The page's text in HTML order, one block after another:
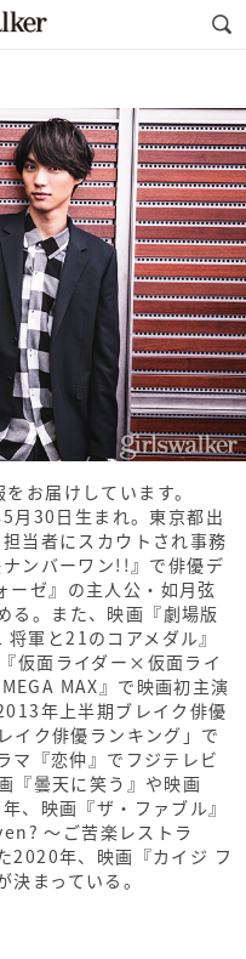
お届けしています。
月30日生まれ。東京都出
当者にスカウトされ事務
ンバーワン!!』で俳優デ
ーゼ』の主人公・如月弦
る。また、映画『劇場版
軍と21のコアメダル』
仮面ライダー×仮面ライ
MAX』で映画初主演
年上半期ブレイク俳優
イク俳優ランキング」で
マ『恋仲』でフジテレビ
『曇天に笑う』や映画
、映画『ザ・ファブル』
〜ご苦楽レストラ
2020年、映画『カイジ フ
まっている。